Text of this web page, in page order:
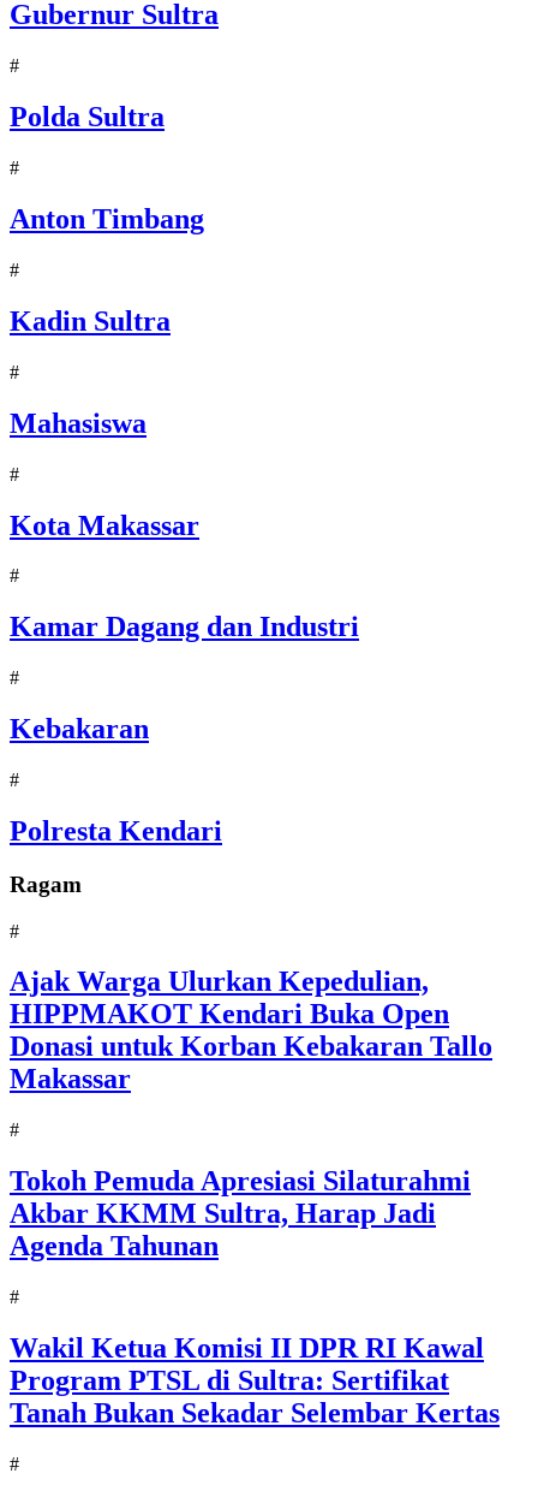
Gubernur Sultra
#
Polda Sultra
#
Anton Timbang
#
Kadin Sultra
#
Mahasiswa
#
Kota Makassar
#
Kamar Dagang dan Industri
#
Kebakaran
#
Polresta Kendari
Ragam
#
Ajak Warga Ulurkan Kepedulian,
HIPPMAKOT Kendari Buka Open
Donasi untuk Korban Kebakaran Tallo
Makassar
#
Tokoh Pemuda Apresiasi Silaturahmi
Akbar KKMM Sultra, Harap Jadi
Agenda Tahunan
#
Wakil Ketua Komisi II DPR RI Kawal
Program PTSL di Sultra: Sertifikat
Tanah Bukan Sekadar Selembar Kertas
#